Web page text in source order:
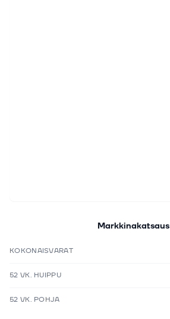
Markkinakatsaus
KOKONAISVARAT
52 VK. HUIPPU
52 VK. POHJA